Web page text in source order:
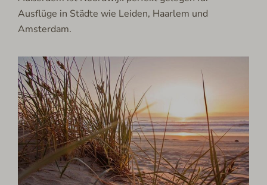
Ausflüge in Städte wie Leiden, Haarlem und
Amsterdam.